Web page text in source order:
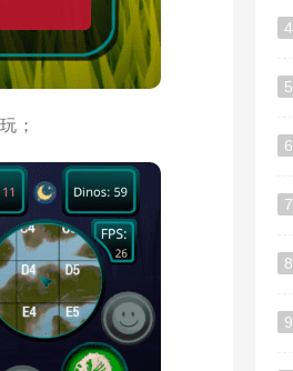
；
4
5
6
7
8
9